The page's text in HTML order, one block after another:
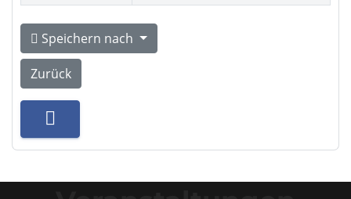
Speichern nach
Zurück